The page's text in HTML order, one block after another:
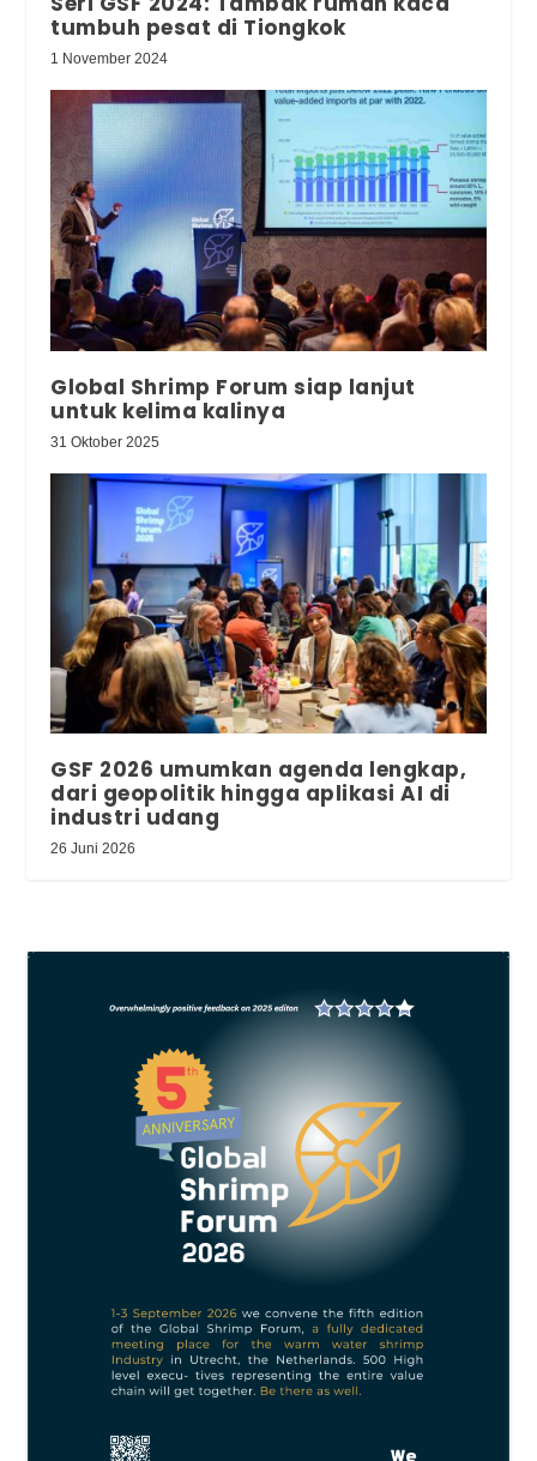
tumbuh pesat di Tiongkok
1 November 2024
Global Shrimp Forum siap lanjut
untuk kelima kalinya
31 Oktober 2025
GSF 2026 umumkan agenda lengkap,
dari geopolitik hingga aplikasi AI di
industri udang
26 Juni 2026